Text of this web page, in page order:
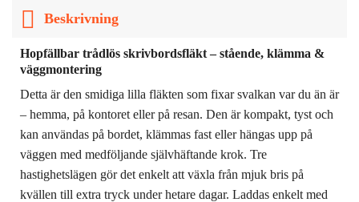
Beskrivning
Hopfällbar trådlös skrivbordsfläkt – stående, klämma &
väggmontering
Detta är den smidiga lilla fläkten som fixar svalkan var du än är
– hemma, på kontoret eller på resan. Den är kompakt, tyst och
kan användas på bordet, klämmas fast eller hängas upp på
väggen med medföljande självhäftande krok. Tre
hastighetslägen gör det enkelt att växla från mjuk bris på
kvällen till extra tryck under hetare dagar. Laddas enkelt med